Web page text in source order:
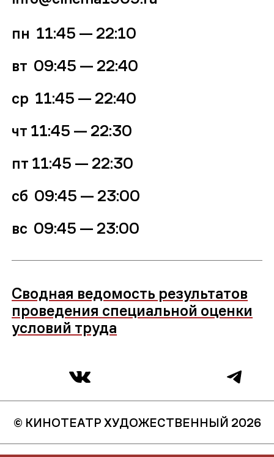
пн 11:45 — 22:10
вт 09:45 —22:40
ср 11:45 — 22:40
чт 11:45 — 22:30
пт 11:45 — 22:30
сб 09:45 — 23:00
вс 09:45 — 23:00
Сводная ведомость результатов
проведения специальной оценки
условий труда
© КИНОТЕАТР ХУДОЖЕСТВЕННЫЙ 2026